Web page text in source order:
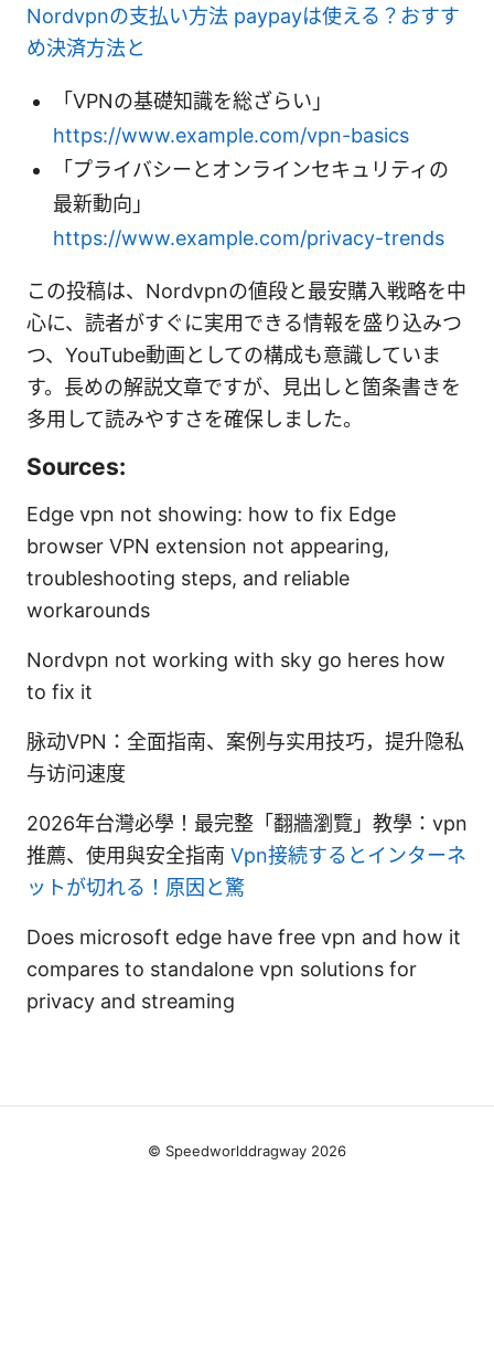
Nordvpnの支払い方法 paypayは使える？おすす
め決済方法と
「VPNの基礎知識を総ざらい」
https://www.example.com/vpn-basics
「プライバシーとオンラインセキュリティの
最新動向」
https://www.example.com/privacy-trends
この投稿は、Nordvpnの値段と最安購入戦略を中
心に、読者がすぐに実用できる情報を盛り込みつ
つ、YouTube動画としての構成も意識していま
す。長めの解説文章ですが、見出しと箇条書きを
多用して読みやすさを確保しました。
Sources:
Edge vpn not showing: how to fix Edge
browser VPN extension not appearing,
troubleshooting steps, and reliable
workarounds
Nordvpn not working with sky go heres how
to fix it
脉动VPN：全面指南、案例与实用技巧，提升隐私
与访问速度
2026年台灣必學！最完整「翻牆瀏覽」教學：vpn
推薦、使用與安全指南 Vpn接続するとインターネ
ットが切れる！原因と驚
Does microsoft edge have free vpn and how it
compares to standalone vpn solutions for
privacy and streaming
© Speedworlddragway 2026